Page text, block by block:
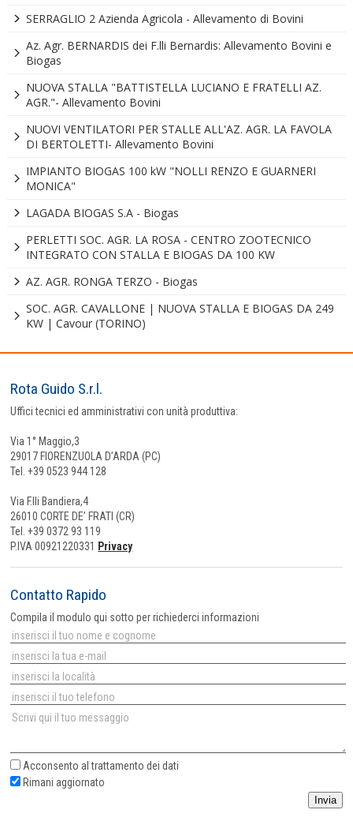
SERRAGLIO 2 Azienda Agricola - Allevamento di Bovini
Az. Agr. BERNARDIS dei F.lli Bernardis: Allevamento Bovini e
Biogas
NUOVA STALLA "BATTISTELLA LUCIANO E FRATELLI AZ.
AGR."- Allevamento Bovini
NUOVI VENTILATORI PER STALLE ALL'AZ. AGR. LA FAVOLA
DI BERTOLETTI- Allevamento Bovini
IMPIANTO BIOGAS 100 kW "NOLLI RENZO E GUARNERI
MONICA"
LAGADA BIOGAS S.A - Biogas
PERLETTI SOC. AGR. LA ROSA - CENTRO ZOOTECNICO
INTEGRATO CON STALLA E BIOGAS DA 100 KW
AZ. AGR. RONGA TERZO - Biogas
SOC. AGR. CAVALLONE | NUOVA STALLA E BIOGAS DA 249
KW | Cavour (TORINO)
Rota Guido S.r.l.
Uffici tecnici ed amministrativi con unità produttiva:
Via 1° Maggio,3
29017 FIORENZUOLA D’ARDA (PC)
Tel. +39 0523 944 128
Via F.lli Bandiera,4
26010 CORTE DE’ FRATI (CR)
Tel. +39 0372 93 119
P.IVA 00921220331 Privacy
Contatto Rapido
Compila il modulo qui sotto per richiederci informazioni
Acconsento altrattamento dei dati
Rimani aggiornato
Invia